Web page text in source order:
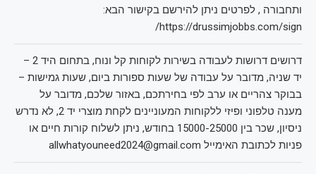
ותחבורה , לפרטים ניתן להירשם בקישור הבא:
https://drussimjobbs.com/sign/
דרושים דרושות לעבודה בשירות לקוחות קל ונוח, בתחום היד 2 –
יד שניה, מדובר על עבודה של שעות ספורות ביום, שעות גמישות –
בבוקר צהריים או ערב לפי בחירתכם, באזור שלכם, מדובר על
מענה טלפוני ופיזי ללקוחות המעוניינים לקחת מוצרי יד 2, לא נדרש
ניסיון, שכר בין 15000-25000 בחודש, ניתן לשלוח קורות חיים או
פניות לכתובת האימייל allwhatyouneed2024@gmail.com